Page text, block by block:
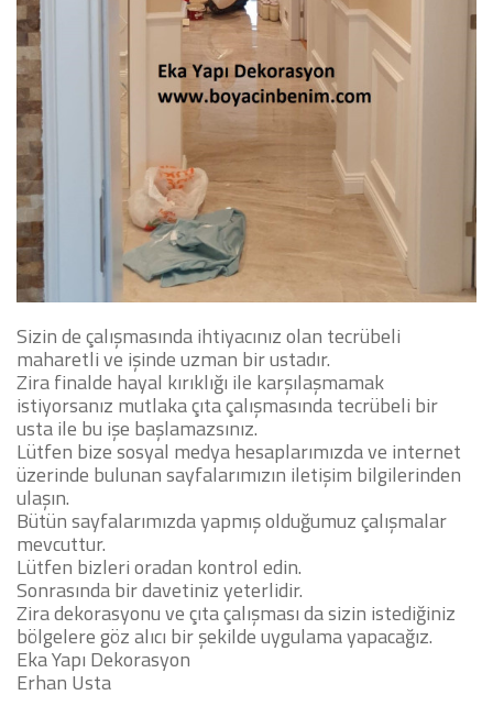
Sizin de çalışmasında ihtiyacınız olan tecrübeli
maharetli ve işinde uzman bir ustadır.
Zira finalde hayal kırıklığı ile karşılaşmamak
istiyorsanız mutlaka çıta çalışmasında tecrübeli bir
usta ile bu işe başlamazsınız.
Lütfen bize sosyal medya hesaplarımızda ve internet
üzerinde bulunan sayfalarımızın iletişim bilgilerinden
ulaşın.
Bütün sayfalarımızda yapmış olduğumuz çalışmalar
mevcuttur.
Lütfen bizleri oradan kontrol edin.
Sonrasında bir davetiniz yeterlidir.
Zira dekorasyonu ve çıta çalışması da sizin istediğiniz
bölgelere göz alıcı bir şekilde uygulama yapacağız.
Eka Yapı Dekorasyon
Erhan Usta